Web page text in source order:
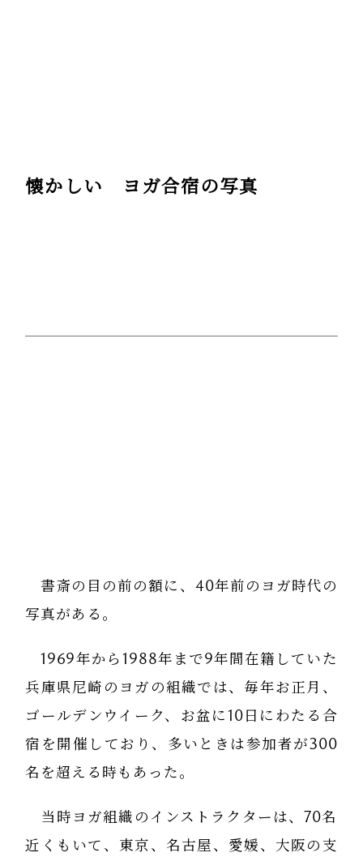
懐かしい ヨガ合宿の写真
書斎の目の前の額に、40年前のヨガ時代の
写真がある。
1969年から1988年まで9年間在籍していた
兵庫県尼崎のヨガの組織では、毎年お正月、
ゴールデンウイーク、お盆に10日にわたる合
宿を開催しており、多いときは参加者が300
名を超える時もあった。
当時ヨガ組織のインストラクターは、70名
近くもいて、東京、名古屋、愛媛、大阪の支